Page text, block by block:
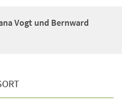
Vogt und Bernward